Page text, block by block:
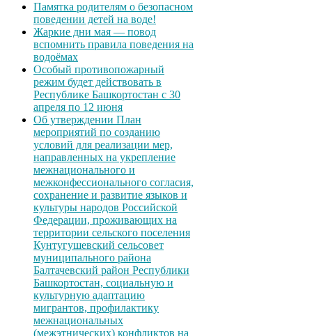
Памятка родителям о безопасном
поведении детей на воде!
Жаркие дни мая — повод
вспомнить правила поведения на
водоёмах
Особый противопожарный
режим будет действовать в
Республике Башкортостан с 30
апреля по 12 июня
Об утверждении План
мероприятий по созданию
условий для реализации мер,
направленных на укрепление
межнационального и
межконфессионального согласия,
сохранение и развитие языков и
культуры народов Российской
Федерации, проживающих на
территории сельского поселения
Кунтугушевский сельсовет
муниципального района
Балтачевский район Республики
Башкортостан, социальную и
культурную адаптацию
мигрантов, профилактику
межнациональных
(межэтнических) конфликтов на